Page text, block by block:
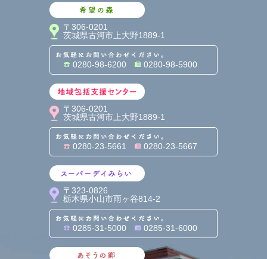
〒306-0201
茨城県古河市上大野1889-1
0280-98-6200 0280-98-5900
〒306-0201
茨城県古河市上大野1889-1
0280-23-5661 0280-23-5667
〒323-0826
栃木県小山市雨ヶ谷814-2
0285-31-5000 0285-31-6000
あそうの郷